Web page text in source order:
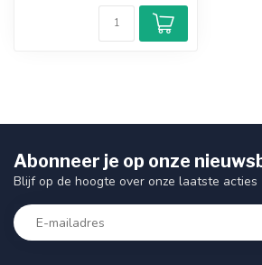
Abonneer je op onze
Blijf op de hoogte over onze laatste acties